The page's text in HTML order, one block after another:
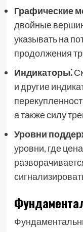
Графические
двойные
указывать на
продолжения
Индикаторы⁚
и другие
а также силу
Уровни
уровни, где